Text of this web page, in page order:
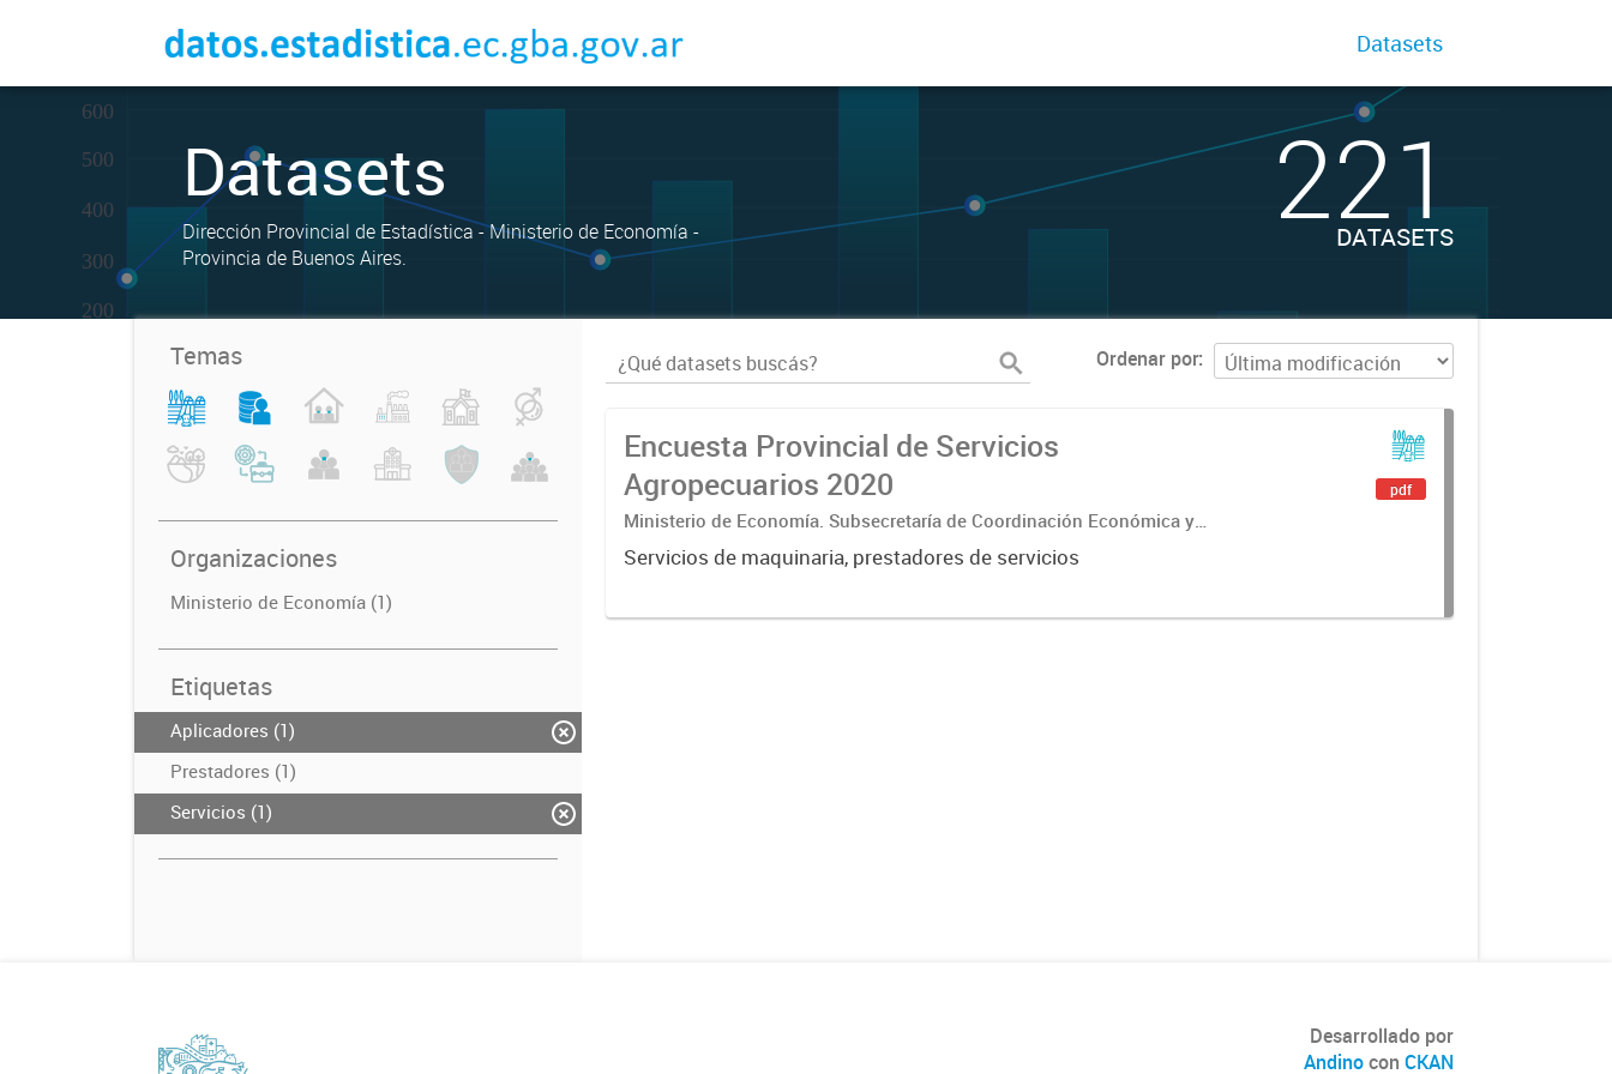
Datasets
Datasets
Dirección Provincial de Estadística - Ministerio de Economía -
Provincia de Buenos Aires.
221
DATASETS
Temas
Organizaciones
Ministerio de Economía (1)
Etiquetas
Aplicadores (1)
Prestadores (1)
Servicios (1)
Ordenar por
Encuesta Provincial de Servicios
Agropecuarios 2020
Ministerio de Economía. Subsecretaría de Coordinación Económica y
Estadística. Dirección Provincial de Estadística.
Servicios de maquinaria, prestadores de servicios
pdf
Desarrollado por
Andinocon CKAN